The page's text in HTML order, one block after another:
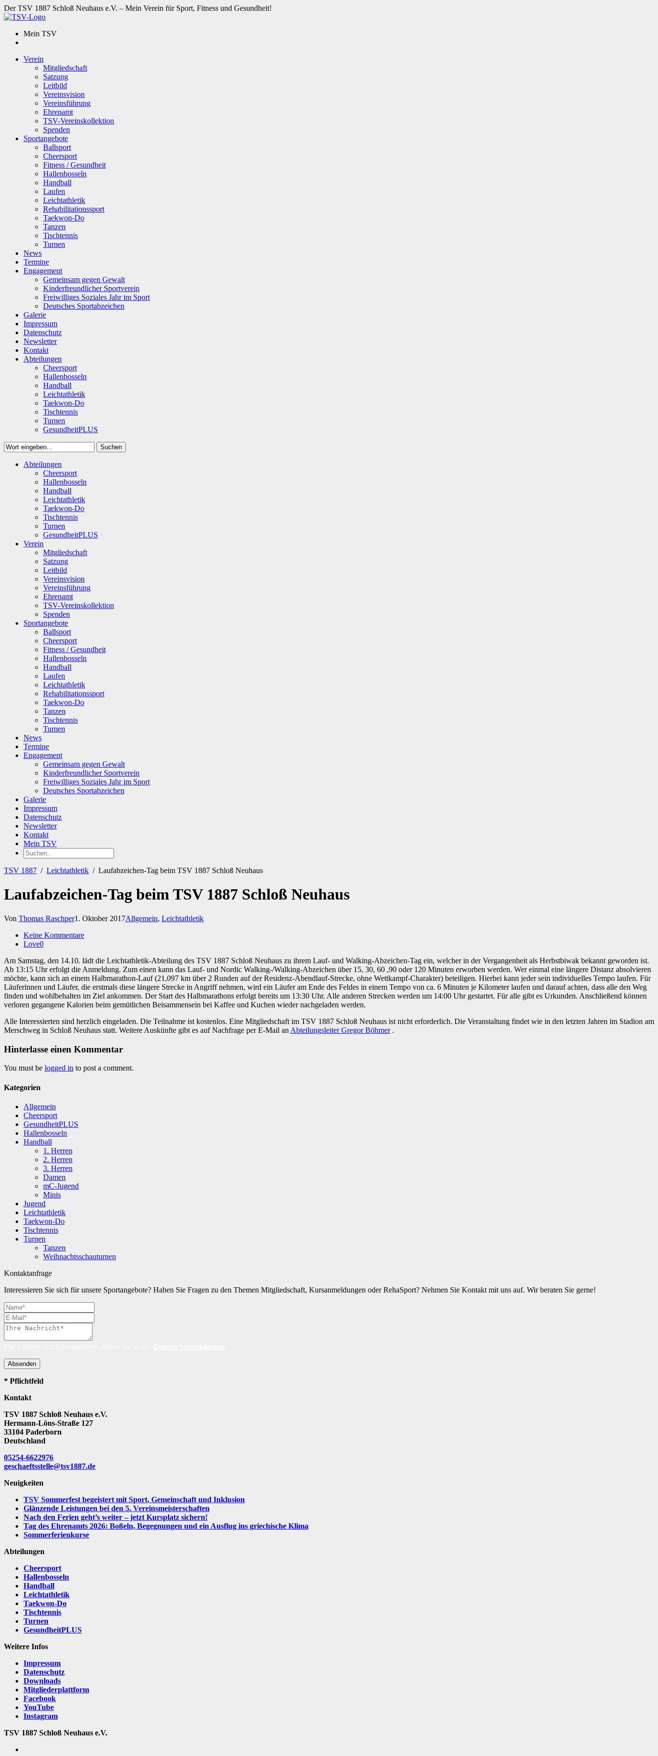
Der TSV 1887 Schloß Neuhaus e.V. – Mein Verein für Sport, Fitness und Gesundheit!
Mein TSV
Verein
Mitgliedschaft
Satzung
Leitbild
Vereinsvision
Vereinsführung
Ehrenamt
TSV-Vereinskollektion
Spenden
Sportangebote
Ballsport
Cheersport
Fitness / Gesundheit
Hallenbosseln
Handball
Laufen
Leichtathletik
Rehabilitationssport
Taekwon-Do
Tanzen
Tischtennis
Turnen
News
Termine
Engagement
Gemeinsam gegen Gewalt
Kinderfreundlicher Sportverein
Freiwilliges Soziales Jahr im Sport
Deutsches Sportabzeichen
Galerie
Impressum
Datenschutz
Newsletter
Kontakt
Abteilungen
Cheersport
Hallenbosseln
Handball
Leichtathletik
Taekwon-Do
Tischtennis
Turnen
GesundheitPLUS
Suchen
SuchenAbteilungen
Cheersport
Hallenbosseln
Handball
Leichtathletik
Taekwon-Do
Tischtennis
Turnen
GesundheitPLUS
Verein
Mitgliedschaft
Satzung
Leitbild
Vereinsvision
Vereinsführung
Ehrenamt
TSV-Vereinskollektion
Spenden
Sportangebote
Ballsport
Cheersport
Fitness / Gesundheit
Hallenbosseln
Handball
Laufen
Leichtathletik
Rehabilitationssport
Taekwon-Do
Tanzen
Tischtennis
Turnen
News
Termine
Engagement
Gemeinsam gegen Gewalt
Kinderfreundlicher Sportverein
Freiwilliges Soziales Jahr im Sport
Deutsches Sportabzeichen
Galerie
Impressum
Datenschutz
Newsletter
Kontakt
Mein TSV
TSV 1887 / Leichtathletik / Laufabzeichen-Tag beim TSV 1887 Schloß Neuhaus
Laufabzeichen-Tag beim TSV 1887 Schloß Neuhaus
Von Thomas Raschper1. Oktober 2017Allgemein, Leichtathletik
Keine Kommentare
Love0
Am Samstag, den 14.10. lädt die Leichtathletik-Abteilung des TSV 1887 Schloß Neuhaus zu ihrem Lauf- und Walking-Abzeichen-Tag ein, welcher in der Vergangenheit als Herbstbiwak bekannt geworden ist.
Ab 13:15 Uhr erfolgt die Anmeldung. Zum einen kann das Lauf- und Nordic Walking-/Walking-Abzeichen über 15, 30, 60 ,90 oder 120 Minuten erworben werden. Wer einmal eine längere Distanz absolvieren
möchte, kann sich an einem Halbmarathon-Lauf (21,097 km über 2 Runden auf der Residenz-Abendlauf-Strecke, ohne Wettkampf-Charakter) beteiligen. Hierbei kann jeder sein individuelles Tempo laufen. Für
Läuferinnen und Läufer, die erstmals diese längere Strecke in Angriff nehmen, wird ein Läufer am Ende des Feldes in einem Tempo von ca. 6 Minuten je Kilometer laufen und darauf achten, dass alle den Weg
finden und wohlbehalten im Ziel ankommen. Der Start des Halbmarathons erfolgt bereits um 13:30 Uhr. Alle anderen Strecken werden um 14:00 Uhr gestartet. Für alle gibt es Urkunden. Anschließend können
verloren gegangene Kalorien beim gemütlichen Beisammensein bei Kaffee und Kuchen wieder nachgeladen werden.
Alle Interessierten sind herzlich eingeladen. Die Teilnahme ist kostenlos. Eine Mitgliedschaft im TSV 1887 Schloß Neuhaus ist nicht erforderlich. Die Veranstaltung findet wie in den letzten Jahren im Stadion am
Merschweg in Schloß Neuhaus statt. Weitere Auskünfte gibt es auf Nachfrage per E-Mail an Abteilungsleiter Gregor Böhmer.
Hinterlasse einen Kommentar
You must be logged in to post a comment.
Kategorien
Allgemein
Cheersport
GesundheitPLUS
Hallenbosseln
Handball
1. Herren
2. Herren
3. Herren
Damen
mC-Jugend
Minis
Jugend
Leichtathletik
Taekwon-Do
Tischtennis
Turnen
Tanzen
Weihnachtsschauturnen
Kontaktanfrage
Interessieren Sie sich für unsere Sportangebote? Haben Sie Fragen zu den Themen Mitgliedschaft, Kursanmeldungen oder RehaSport? Nehmen Sie Kontakt mit uns auf. Wir beraten Sie gerne!
Absenden
* Pflichtfeld
Kontakt
TSV 1887 Schloß Neuhaus e.V.
Hermann-Löns-Straße 127
33104 Paderborn
Deutschland
05254-6622976
geschaeftsstelle@tsv1887.de
Neuigkeiten
TSV Sommerfest begeistert mit Sport, Gemeinschaft und Inklusion
Glänzende Leistungen bei den 5. Vereinsmeisterschaften
Nach den Ferien geht’s weiter – jetzt Kursplatz sichern!
Tag des Ehrenamts 2026: Boßeln, Begegnungen und ein Ausflug ins griechische Klima
Sommerferienkurse
Abteilungen
Cheersport
Hallenbosseln
Handball
Leichtathletik
Taekwon-Do
Tischtennis
Turnen
GesundheitPLUS
Weitere Infos
Impressum
Datenschutz
Downloads
Mitgliederplattform
Facebook
YouTube
Instagram
TSV 1887 Schloß Neuhaus e.V.